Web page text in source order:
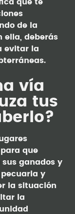
que te
de la
ella, deberás
evitar la
vía
tus
que
ganados y
y
la situación
la